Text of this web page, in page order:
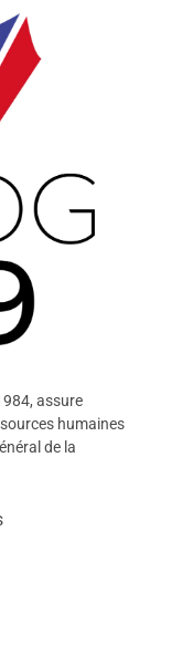
assure
humaines
de la